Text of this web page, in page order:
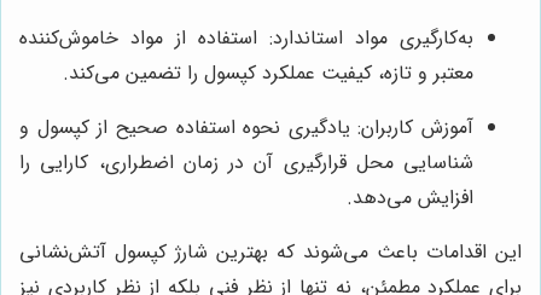
به‌کارگیری مواد استاندارد: استفاده از مواد خاموش‌کننده
معتبر و تازه، کیفیت عملکرد کپسول را تضمین می‌کند.
آموزش کاربران: یادگیری نحوه استفاده صحیح از کپسول و
شناسایی محل قرارگیری آن در زمان اضطراری، کارایی را
افزایش می‌دهد.
این اقدامات باعث می‌شوند که بهترین شارژ کپسول آتش‌نشانی
برای عملکرد مطمئن، نه تنها از نظر فنی بلکه از نظر کاربردی نیز